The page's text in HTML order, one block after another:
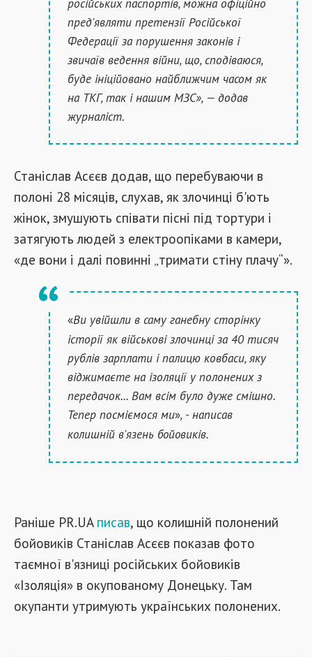
російських паспортів, можна офіційно
пред'являти претензії Російської
Федерації за порушення законів і
звичаїв ведення війни, що, сподіваюся,
буде ініційовано найближчим часом як
на ТКГ, так і нашим МЗС», — додав
журналіст.
Станіслав Асєєв додав, що перебуваючи в
полоні 28 місяців, слухав, як злочинці б'ють
жінок, змушують співати пісні під тортури і
затягують людей з електроопіками в камери,
«де вони і далі повинні „тримати стіну плачу“».
«Ви увійшли в саму ганебну сторінку
історії як військові злочинці за 40 тисяч
рублів зарплати і палицю ковбаси, яку
віджимаєте на ізоляції у полонених з
передачок... Вам всім було дуже смішно.
Тепер посміємося ми», - написав
колишній в'язень бойовиків.
Раніше PR.UAписав, що колишній полонений
бойовиків Станіслав Асєєв показав фото
таємної в'язниці російських бойовиків
«Ізоляція» в окупованому Донецьку. Там
окупанти утримують українських полонених.